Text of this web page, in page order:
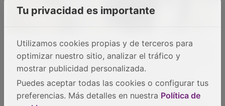
Tu privacidad es importante
Utilizamos cookies propias y de terceros para
optimizar nuestro sitio, analizar el tráfico y
mostrar publicidad personalizada.
Puedes aceptar todas las cookies o configurar tus
preferencias. Más detalles en nuestra Política de